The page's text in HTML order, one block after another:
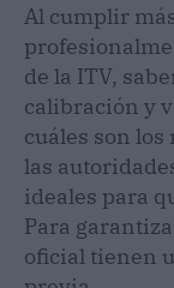
Al cumplir
de la ITV,
calibración y
cuáles son
las
ideales para
Para
oficial tienen